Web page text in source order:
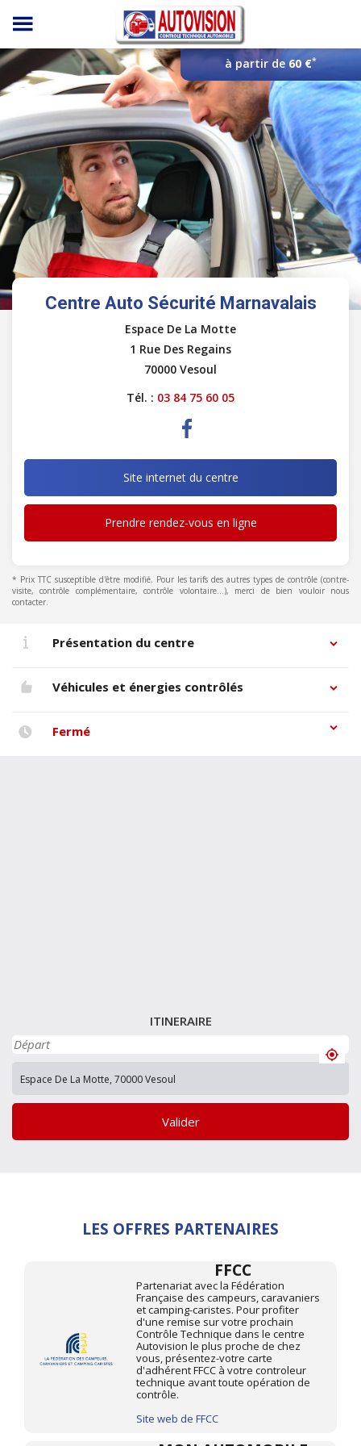
Panneau de gestion des cookies
à partir de 60 €*
Centre Auto Sécurité Marnavalais
Espace De La Motte
1 Rue Des Regains
70000 Vesoul
Tél. : 03 84 75 60 05
Site internet du centre
Prendre rendez-vous en ligne
* Prix TTC susceptible d'être modifié. Pour les tarifs des autres types de contrôle (contre-
visite, contrôle complémentaire, contrôle volontaire...), merci de bien vouloir nous
contacter.
Présentation du centre
Véhicules et énergies contrôlés
Fermé
ITINERAIRE
Valider
LES OFFRES PARTENAIRES
FFCC
Partenariat avec la Fédération
Française des campeurs, caravaniers
et camping-caristes. Pour profiter
d'une remise sur votre prochain
Contrôle Technique dans le centre
Autovision le plus proche de chez
vous, présentez-votre carte
d'adhérent FFCC à votre controleur
technique avant toute opération de
contrôle.
Site web de FFCC